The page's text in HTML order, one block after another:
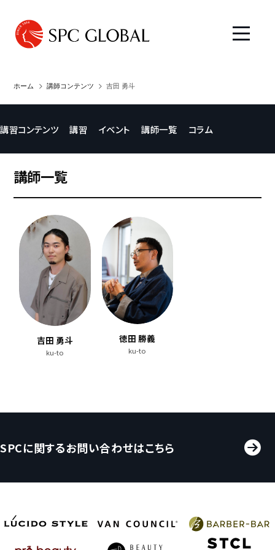
ホーム 講師コンテンツ 吉田 勇斗
講習コンテンツ 講習 イベント 講師一覧 コラム
講師一覧
吉田 勇斗
ku-to
徳田 勝義
ku-to
SPCに関するお問い合わせはこちら